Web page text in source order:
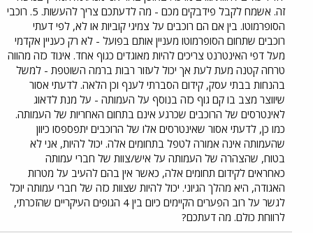
זה. אשמח לקבל פידבקים מכם - מה לדעתכם צריך להעשות. 5. רוכבי
הסופרמוטו. בין אם הם רוכבים על צמיגי קוביות או לא, לפי דעתי
רוכבים שתחום הסופרמוטו מעניין אותם בפועל - לא רק כעניין אקדמי
מעל דפי האינטרנט צריכים להיות מאוגדים כגוף אחד. איגוד כזה מהווה
טרחה קטנה מעת לעת אך יכול לעזור רבות ברמה השוטפת - למשל
בהנחות בבתי עסק, קידום הסברתי לענף וכן הלאה. לדעתי אסור
שיווצר מצב בו קם גוף כזה בנוסף על העמותה - על מנת לדאוג
לאינטרסים של הרוכבים שכרגע אינם בתחום האחריות של העמותה.
כמו כן, לדעתי אסור שאינטרסים אלו של הרוכבים יתפספסו כיוון
שהעמותה אינה אמורה לטפל בתחומים אלה. יכול להיות, אני לא
בטוח, שהצהרה של העמותה על איש/צוות של חברי עמותה
כאחראים לקידום תחומים אלה, כאשר אין בהם להעיב על מטרות
האגודה, היא מהלך הגיוני. יכול להיות שצוות כזה של חברי עמותה יוכל
לגשר על רוב הפערים הקיימים כיום בין 4 הגופים העיקריים שהזכרתי,
לרווחת כולם. מה דעתכם?